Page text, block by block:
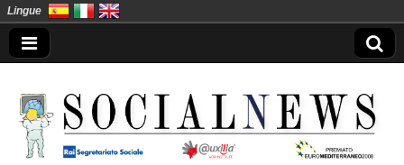
Lingue